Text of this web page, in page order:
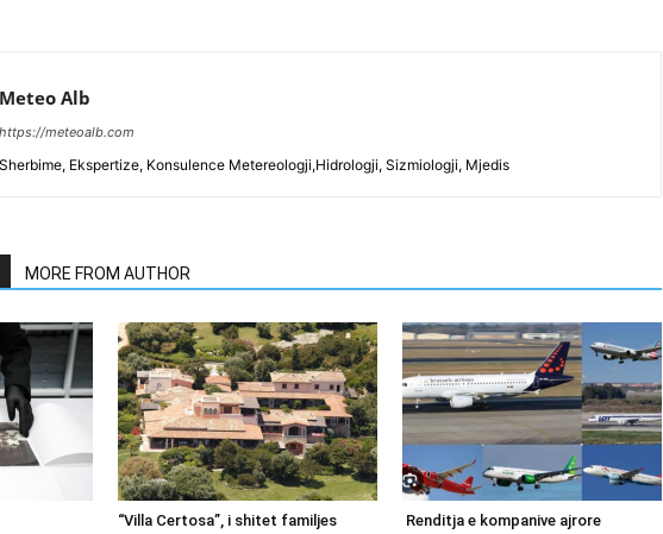
Meteo Alb
https://meteoalb.com
Sherbime, Ekspertize, Konsulence Metereologji,Hidrologji, Sizmiologji, Mjedis
MORE FROM AUTHOR
“Villa Certosa”, i shitet familjes
Renditja e kompanive ajrore